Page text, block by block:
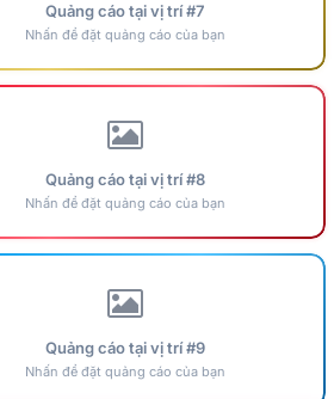
Quảng cáo tại vị trí #7
Nhấn để đặt quảng cáo của bạn
Quảng cáo tại vị trí #8
Nhấn để đặt quảng cáo của bạn
Quảng cáo tại vị trí #9
Nhấn để đặt quảng cáo của bạn